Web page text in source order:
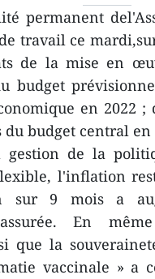
permanent
travail ce
de la mise en
budget
en 2022
budget central en
gestion de la
l'inflation
sur 9 mois a
En
que la
vaccinale » a